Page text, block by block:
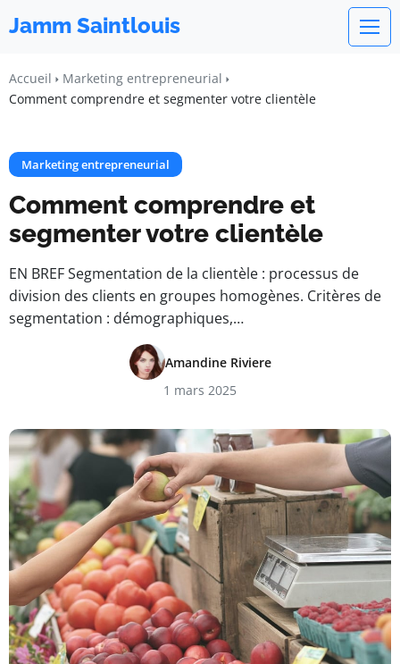
Jamm Saintlouis
Accueil
Marketing entrepreneurial
Comment comprendre et segmenter votre clientèle
Marketing entrepreneurial
Comment comprendre et
segmenter votre clientèle
EN BREF Segmentation de la clientèle : processus de
division des clients en groupes homogènes. Critères de
segmentation : démographiques,…
Amandine Riviere
1 mars 2025